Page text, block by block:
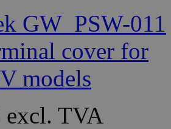
excl. TVA